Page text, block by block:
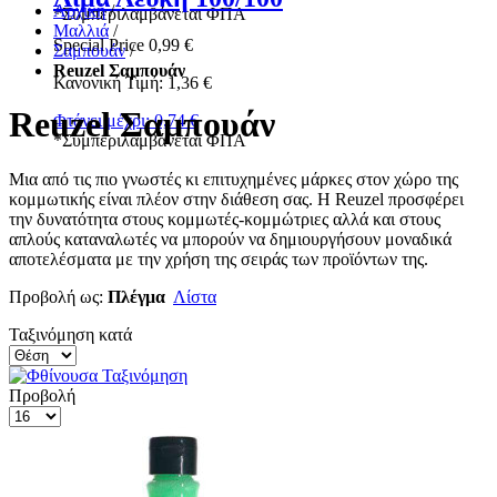
*Συμπεριλαμβάνεται ΦΠΑ
Special Price 0,99 €
Κανονική Τιμή: 1,36 €
Φτάνει μέχρι: 0,74 €
*Συμπεριλαμβάνεται ΦΠΑ
Αρχική /
Μαλλιά /
Σαμπουάν /
Reuzel Σαμπουάν
Reuzel Σαμπουάν
Μια από τις πιο γνωστές κι επιτυχημένες μάρκες στον χώρο της
κομμωτικής είναι πλέον στην διάθεση σας. Η Reuzel προσφέρει
την δυνατότητα στους κομμωτές-κομμώτριες αλλά και στους
απλούς καταναλωτές να μπορούν να δημιουργήσουν μοναδικά
αποτελέσματα με την χρήση της σειράς των προϊόντων της.
Προβολή ως: Πλέγμα Λίστα
Ταξινόμηση κατά
Προβολή